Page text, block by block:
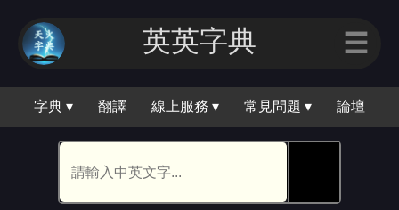
英英字典 ☰
字典 ▾ 翻譯 線上服務 ▾ 常見問題 ▾ 論壇